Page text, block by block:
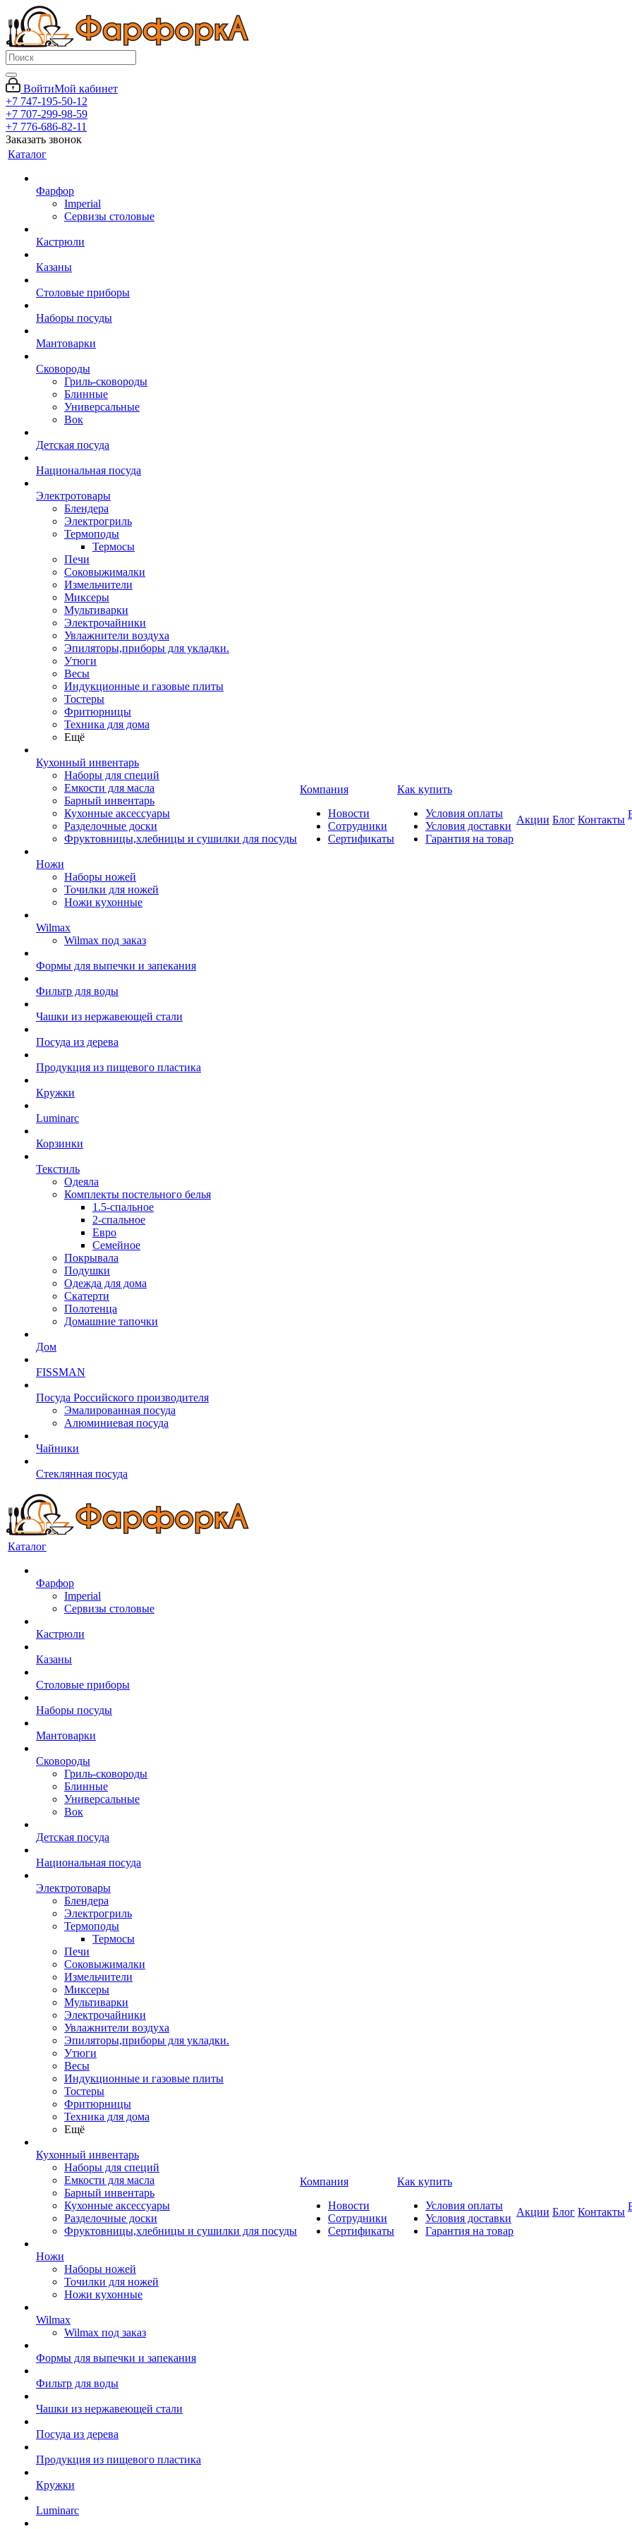
ВойтиМой кабинет
+7 747-195-50-12
+7 707-299-98-59
+7 776-686-82-11
Заказать звонок
Каталог
Фарфор
Imperial
Сервизы столовые
Кастрюли
Казаны
Столовые приборы
Наборы посуды
Мантоварки
Сковороды
Гриль-сковороды
Блинные
Универсальные
Вок
Детская посуда
Национальная посуда
Электротовары
Блендера
Электрогриль
Термоподы
Термосы
Печи
Соковыжималки
Измельчители
Миксеры
Мультиварки
Электрочайники
Увлажнители воздуха
Эпиляторы,приборы для укладки.
Утюги
Весы
Индукционные и газовые плиты
Тостеры
Фритюрницы
Техника для дома
Ещё
Кухонный инвентарь
Наборы для специй
Емкости для масла
Барный инвентарь
Кухонные аксессуары
Разделочные доски
Фруктовницы,хлебницы и сушилки для посуды
Ножи
Наборы ножей
Точилки для ножей
Ножи кухонные
Wilmax
Wilmax под заказ
Формы для выпечки и запекания
Фильтр для воды
Чашки из нержавеющей стали
Посуда из дерева
Продукция из пищевого пластика
Кружки
Luminarc
Корзинки
Текстиль
Одеяла
Комплекты постельного белья
1.5-спальное
2-спальное
Евро
Семейное
Покрывала
Подушки
Одежда для дома
Скатерти
Полотенца
Домашние тапочки
Дом
FISSMAN
Посуда Российского производителя
Эмалированная посуда
Алюминиевая посуда
Чайники
Стеклянная посуда
Компания
Новости
Сотрудники
Сертификаты
Как купить
Условия оплаты
Условия доставки
Гарантия на товар
Акции Блог Контакты
Каталог
Фарфор
Imperial
Сервизы столовые
Кастрюли
Казаны
Столовые приборы
Наборы посуды
Мантоварки
Сковороды
Гриль-сковороды
Блинные
Универсальные
Вок
Детская посуда
Национальная посуда
Электротовары
Блендера
Электрогриль
Термоподы
Термосы
Печи
Соковыжималки
Измельчители
Миксеры
Мультиварки
Электрочайники
Увлажнители воздуха
Эпиляторы,приборы для укладки.
Утюги
Весы
Индукционные и газовые плиты
Тостеры
Фритюрницы
Техника для дома
Ещё
Кухонный инвентарь
Наборы для специй
Емкости для масла
Барный инвентарь
Кухонные аксессуары
Разделочные доски
Фруктовницы,хлебницы и сушилки для посуды
Ножи
Наборы ножей
Точилки для ножей
Ножи кухонные
Wilmax
Wilmax под заказ
Формы для выпечки и запекания
Фильтр для воды
Чашки из нержавеющей стали
Посуда из дерева
Продукция из пищевого пластика
Кружки
Luminarc
Компания
Новости
Сотрудники
Сертификаты
Как купить
Условия оплаты
Условия доставки
Гарантия на товар
Акции Блог Контакты